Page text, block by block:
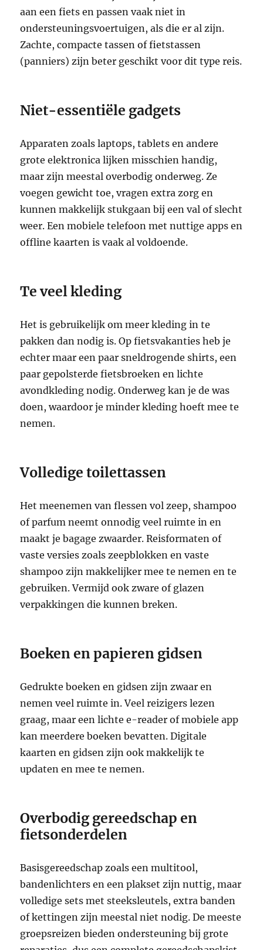
aan een fiets en passen vaak niet in
ondersteuningsvoertuigen, als die er al zijn.
Zachte, compacte tassen of fietstassen
(panniers) zijn beter geschikt voor dit type reis.
Niet-essentiële gadgets
Apparaten zoals laptops, tablets en andere
grote elektronica lijken misschien handig,
maar zijn meestal overbodig onderweg. Ze
voegen gewicht toe, vragen extra zorg en
kunnen makkelijk stukgaan bij een val of slecht
weer. Een mobiele telefoon met nuttige apps en
offline kaarten is vaak al voldoende.
Te veel kleding
Het is gebruikelijk om meer kleding in te
pakken dan nodig is. Op fietsvakanties heb je
echter maar een paar sneldrogende shirts, een
paar gepolsterde fietsbroeken en lichte
avondkleding nodig. Onderweg kan je de was
doen, waardoor je minder kleding hoeft mee te
nemen.
Volledige toilettassen
Het meenemen van flessen vol zeep, shampoo
of parfum neemt onnodig veel ruimte in en
maakt je bagage zwaarder. Reisformaten of
vaste versies zoals zeepblokken en vaste
shampoo zijn makkelijker mee te nemen en te
gebruiken. Vermijd ook zware of glazen
verpakkingen die kunnen breken.
Boeken en papieren gidsen
Gedrukte boeken en gidsen zijn zwaar en
nemen veel ruimte in. Veel reizigers lezen
graag, maar een lichte e-reader of mobiele app
kan meerdere boeken bevatten. Digitale
kaarten en gidsen zijn ook makkelijk te
updaten en mee te nemen.
Overbodig gereedschap en
fietsonderdelen
Basisgereedschap zoals een multitool,
bandenlichters en een plakset zijn nuttig, maar
volledige sets met steeksleutels, extra banden
of kettingen zijn meestal niet nodig. De meeste
groepsreizen bieden ondersteuning bij grote